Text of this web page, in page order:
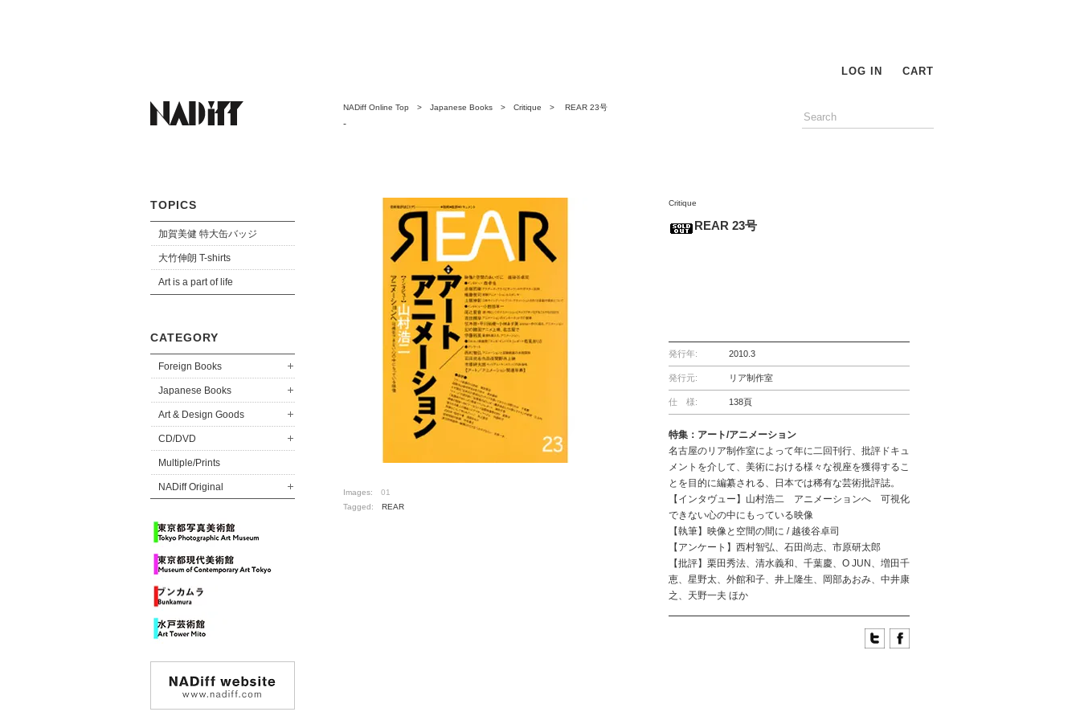
TOPICS
加賀美健 特大缶バッジ
大竹伸朗 T-shirts
Art is a part of life
CATEGORY
Foreign Books
Japanese Books
Art & Design Goods
CD/DVD
Multiple/Prints
NADiff Original
LOG IN CART
NADiff Online Top > Japanese Books > Critique > REAR 23号
-
Images: 01
Tagged: REAR
Critique
REAR 23号
発行年: 2010.3
発行元: リア制作室
仕 様: 138頁
特集：アート/アニメーション
名古屋のリア制作室によって年に二回刊行、批評ドキュ
メントを介して、美術における様々な視座を獲得するこ
とを目的に編纂される、日本では稀有な芸術批評誌。
【インタヴュー】山村浩二 アニメーションへ 可視化
できない心の中にもっている映像
【執筆】映像と空間の間に / 越後谷卓司
【アンケート】西村智弘、石田尚志、市原研太郎
【批評】栗田秀法、清水義和、千葉慶、O JUN、増田千
恵、星野太、外館和子、井上隆生、岡部あおみ、中井康
之、天野一夫 ほか